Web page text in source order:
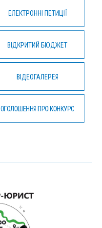
ЕЛЕКТРОННІ ПЕТИЦІЇ
ВІДКРИТИЙ БЮДЖЕТ
ВІДЕОГАЛЕРЕЯ
ОГОЛОШЕННЯ ПРО КОНКУРС